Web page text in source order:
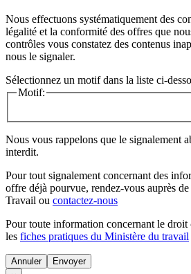
Nous effectuons systématiquement des
légalité et la conformité des offres que
contrôles vous constatez des contenus
nous le signaler.
Sélectionnez un motif dans la liste ci-
Motif:
Nous vous rappelons que le signalement
interdit.
Pour tout signalement concernant des
offre déjà pourvue, rendez-vous auprès
Travail ou contactez-nous
Pour toute information concernant le droit
les fiches pratiques du Ministère du travail
Annuler